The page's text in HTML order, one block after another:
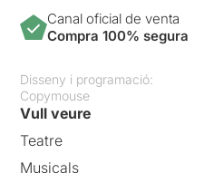
Canal oficial de venta
Compra 100% segura
Disseny i programació:
Copymouse
Vull veure
Teatre
Musicals